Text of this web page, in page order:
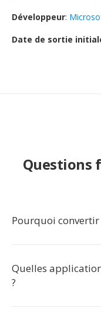
Développeur:
Date de sortie
Questions
Pourquoi convertir
Quelles
?